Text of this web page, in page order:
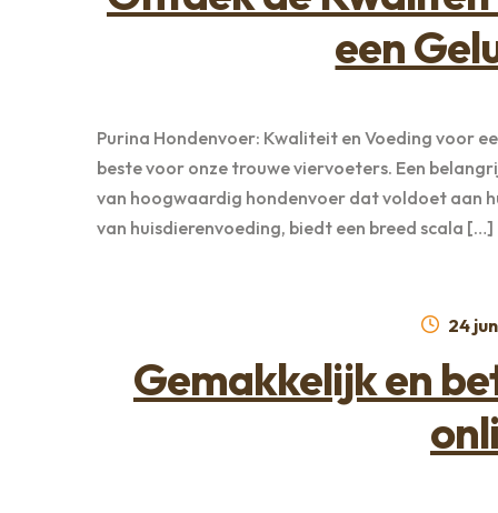
een
Purina Hondenvoer: Kwaliteit en Voeding voor
beste voor onze trouwe viervoeters. Een
van hoogwaardig hondenvoer dat voldoet aan
van huisdierenvoeding, biedt een breed scala […]
24
Gemakkelijk en